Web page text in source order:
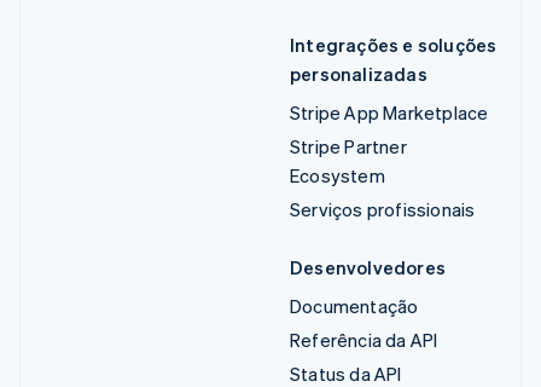
Integrações e soluções
personalizadas
Stripe App Marketplace
Stripe Partner
Ecosystem
Serviços profissionais
Desenvolvedores
Documentação
Referência da API
Status da API